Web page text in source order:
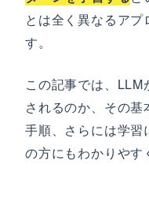
とは全く異なるア
す。
この記事では、
されるのか、その
手順、さらには学
の方にもわかりやす